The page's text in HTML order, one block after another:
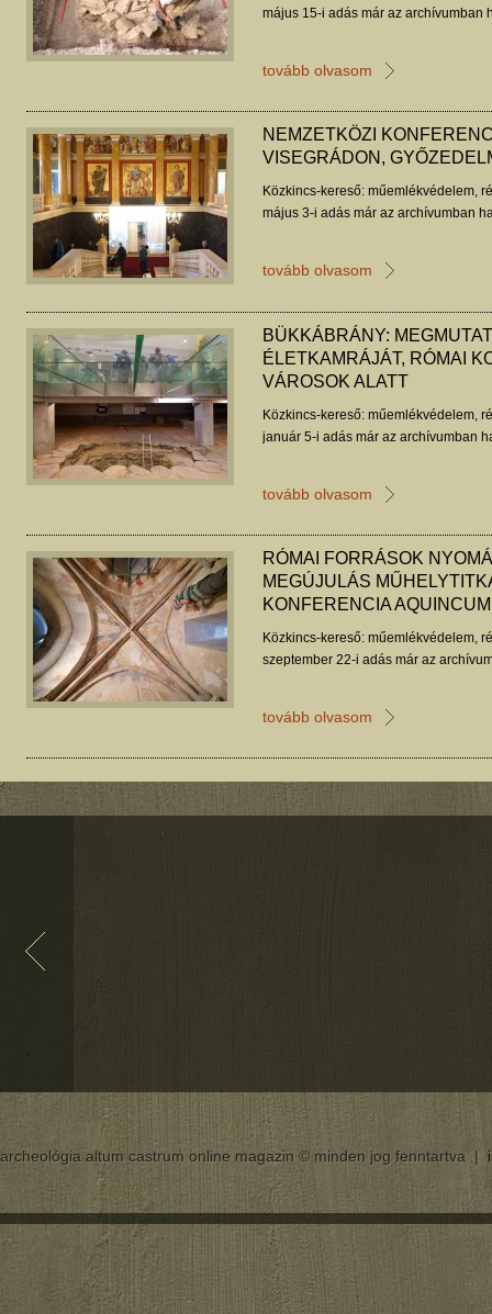
május 15-i adás már az archívumban
tovább olvasom
NEMZETKÖZI
VISEGRÁDON,
Közkincs-kereső: műemlékvédelem,
május 3-i adás már az archívumban
tovább olvasom
BÜKKÁBRÁNY:
ÉLETKAMRÁJÁT, RÓMAI
VÁROSOK ALATT
Közkincs-kereső: műemlékvédelem,
január 5-i adás már az archívumban
tovább olvasom
RÓMAI FORRÁSOK
MEGÚJULÁS
KONFERENCIA
Közkincs-kereső: műemlékvédelem,
szeptember 22-i adás már az
tovább olvasom
archeológia altum castrum online magazin © minden jog fenntartva |